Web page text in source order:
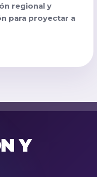
regional y
para proyectar a
Y